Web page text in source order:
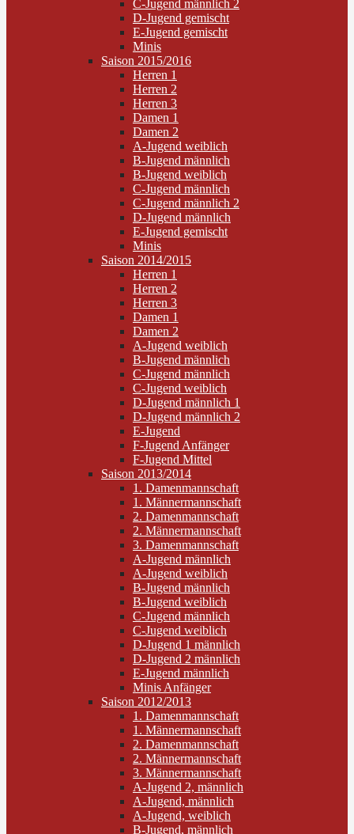
C-Jugend männlich 2
D-Jugend gemischt
E-Jugend gemischt
Minis
Saison 2015/2016
Herren 1
Herren 2
Herren 3
Damen 1
Damen 2
A-Jugend weiblich
B-Jugend männlich
B-Jugend weiblich
C-Jugend männlich
C-Jugend männlich 2
D-Jugend männlich
E-Jugend gemischt
Minis
Saison 2014/2015
Herren 1
Herren 2
Herren 3
Damen 1
Damen 2
A-Jugend weiblich
B-Jugend männlich
C-Jugend männlich
C-Jugend weiblich
D-Jugend männlich 1
D-Jugend männlich 2
E-Jugend
F-Jugend Anfänger
F-Jugend Mittel
Saison 2013/2014
1. Damenmannschaft
1. Männermannschaft
2. Damenmannschaft
2. Männermannschaft
3. Damenmannschaft
A-Jugend männlich
A-Jugend weiblich
B-Jugend männlich
B-Jugend weiblich
C-Jugend männlich
C-Jugend weiblich
D-Jugend 1 männlich
D-Jugend 2 männlich
E-Jugend männlich
Minis Anfänger
Saison 2012/2013
1. Damenmannschaft
1. Männermannschaft
2. Damenmannschaft
2. Männermannschaft
3. Männermannschaft
A-Jugend 2, männlich
A-Jugend, männlich
A-Jugend, weiblich
B-Jugend, männlich